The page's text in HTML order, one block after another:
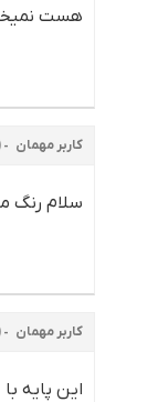
هست
کاربر مهمان
سلام رنگ
کاربر مهمان
این پایه